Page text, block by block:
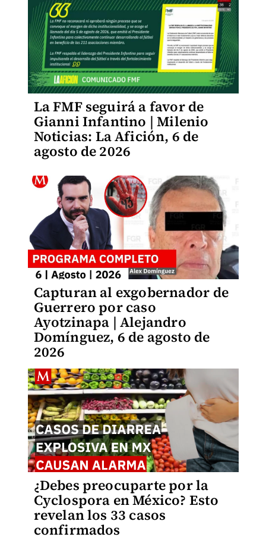
La FMF seguirá a favor de
Gianni Infantino | Milenio
Noticias: La Afición, 6 de
agosto de 2026
Capturan al exgobernador de
Guerrero por caso
Ayotzinapa | Alejandro
Domínguez, 6 de agosto de
2026
¿Debes preocuparte por la
Cyclospora en México? Esto
revelan los 33 casos
confirmados